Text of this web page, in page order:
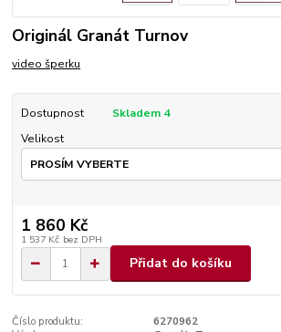
Originál Granát Turnov
video šperku
Dostupnost
Skladem 4
Velikost
1 860 Kč
1 537 Kč bez DPH
Přidat do košíku
Číslo produktu:
6270962